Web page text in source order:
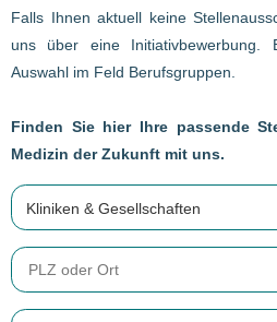
Falls Ihnen aktuell keine
uns über eine
Auswahl im Feld Berufsgruppen.
Finden Sie hier Ihre passende
Medizin der Zukunft mit uns.
Kliniken & Gesellschaften